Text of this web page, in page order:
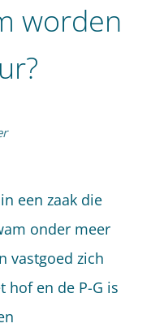
worden
een zaak die
onder meer
vastgoed zich
hof en de P-G is